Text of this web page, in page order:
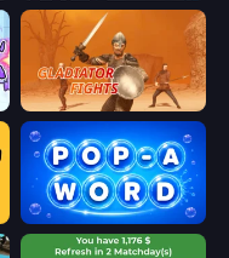
Gladiator Fights
Pop-a-Word